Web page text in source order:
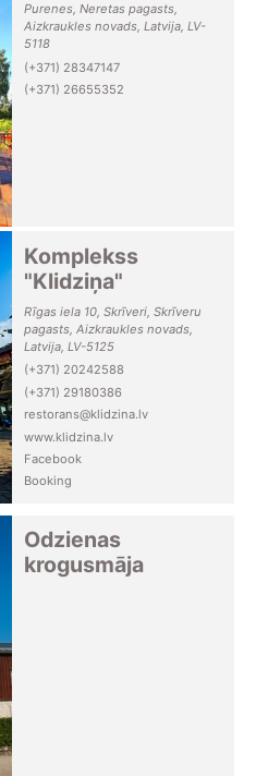
Purenes, Neretas pagasts,
Aizkraukles novads, Latvija, LV-
5118
(+371) 28347147
(+371) 26655352
Komplekss
"Klidziņa"
Rīgas iela 10, Skrīveri, Skrīveru
pagasts, Aizkraukles novads,
Latvija, LV-5125
(+371) 20242588
(+371) 29180386
restorans@klidzina.lv
www.klidzina.lv
Facebook
Booking
Odzienas
krogusmāja